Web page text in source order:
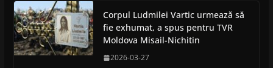
Corpul Ludmilei Vartic urmează să
fie exhumat, a spus pentru TVR
Moldova Misail-Nichitin
2026-03-27